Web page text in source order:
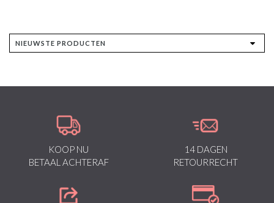
KOOP NU
BETAAL ACHTERAF
14 DAGEN
RETOURRECHT